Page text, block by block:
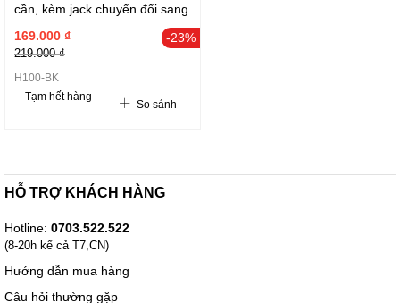
cần, kèm jack chuyển đổi sang
-23%
169.000 ₫
219.000 ₫
H100-BK
Tạm hết hàng
So sánh
HỖ TRỢ KHÁCH HÀNG
Hotline: 0703.522.522
(8-20h kể cả T7,CN)
Hướng dẫn mua hàng
Câu hỏi thường gặp